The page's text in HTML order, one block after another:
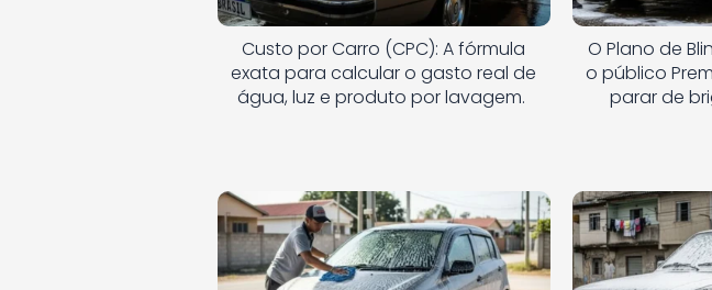
Custo por Carro (CPC): A fórmula
exata para calcular o gasto real de
água, luz e produto por lavagem.
O Plano de
o público
parar de